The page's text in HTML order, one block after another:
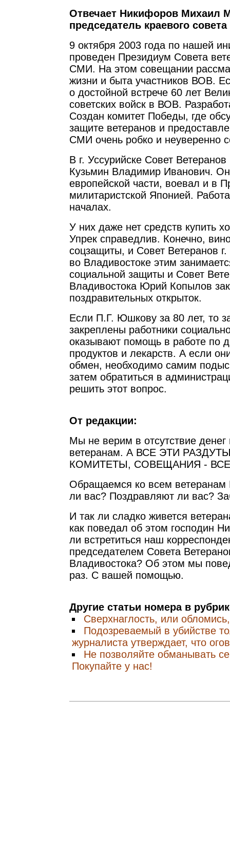
Отвечает Никифоров Михаил
председатель краевого
9 октября 2003 года по нашей
проведен Президиум Совета
СМИ. На этом совещании
жизни и быта участников ВОВ.
о достойной встрече 60 лет
советских войск в ВОВ.
Создан комитет Победы, где
защите ветеранов и
СМИ очень робко и неуверенно
В г. Уссурийске Совет Ветеранов
Кузьмин Владимир Иванович.
европейской части, воевал и в
милитаристской Японией.
началах.
У них даже нет средств купить
Упрек справедлив. Конечно,
соцзащиты, и Совет Ветеранов
во Владивостоке этим
социальной защиты и Совет
Владивостока Юрий Копылов
поздравительных открыток.
Если П.Г. Юшкову за 80 лет, то
закреплены работники
оказывают помощь в работе по
продуктов и лекарств. А если
обмен, необходимо самим
затем обратиться в
решить этот вопрос.
От редакции:
Мы не верим в отсутствие денег
ветеранам. А ВСЕ ЭТИ
КОМИТЕТЫ, СОВЕЩАНИЯ -
Обращаемся ко всем
ли вас? Поздравляют ли вас?
И так ли сладко живется
как поведал об этом господин
ли встретиться наш
председателем Совета
Владивостока? Об этом мы
раз. С вашей помощью.
Другие статьи номера в
Сверхнаглость, или
Подозреваемый в убийстве
журналиста утверждает, что
Не позволяйте обманывать
Покупайте у нас!